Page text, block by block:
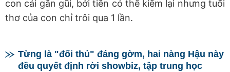
con cái gần gũi, bởi tiền có thể kiếm lại nhưng tuổi
thơ của con chỉ trôi qua 1 lần.
Từng là "đối thủ" đáng gờm, hai nàng Hậu này
đều quyết định rời showbiz, tập trung học